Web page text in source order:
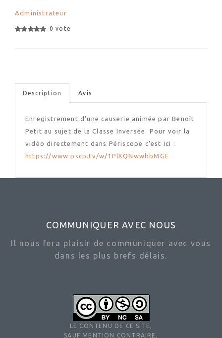
Administrateur
0 vote
Description Avis
Enregistrement d’une causerie animée par Benoît
Petit au sujet de la Classe Inversée. Pour voir la
vidéo directement dans Périscope c’est ici :
https://www.pscp.tv/w/1PlKQNwwbbMGE
COMMUNIQUER AVEC NOUS
Il nous fera plaisir de communiquer avec vous
dans les plus brefs délais.
LE CONTENU DE CE SITE,
SAUF MENTION CONTRAIRE,